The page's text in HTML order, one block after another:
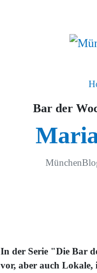
Bar der
In der Serie "Die Bar
vor, aber auch Lokale,